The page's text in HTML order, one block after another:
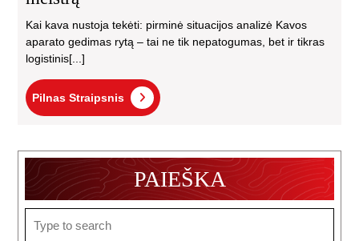
Kai kava nustoja tekėti: pirminė situacijos analizė Kavos
aparato gedimas rytą – tai ne tik nepatogumas, bet ir tikras
logistinis[...]
Pilnas Straipsnis
Pilnas
Straipsnis
PAIEŠKA
for: